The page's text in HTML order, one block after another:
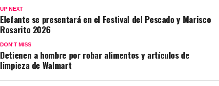
UP NEXT
Elefante se presentará en el Festival del Pescado y Marisco
Rosarito 2026
DON'T MISS
Detienen a hombre por robar alimentos y artículos de
limpieza de Walmart